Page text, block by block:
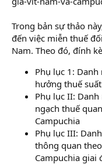
Trong bản sự thảo
đến việc miễn thuế
Nam. Theo đó, đính
Phụ lục 1:
hưởng thuế
Phụ lục II:
ngạch thuế
Campuchia
Phụ lục III:
thông quan
Campuchia giai